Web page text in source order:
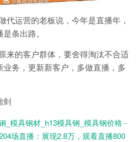
代运营的老板说，今年是直播年，
条出路。
来的客户群体，要舍得淘汰不合适
业务，更新新客户，多做直播，多
剑
_模具钢材_h13模具钢_模具钢价格 -
场直播：展现2.8万，观看直播800